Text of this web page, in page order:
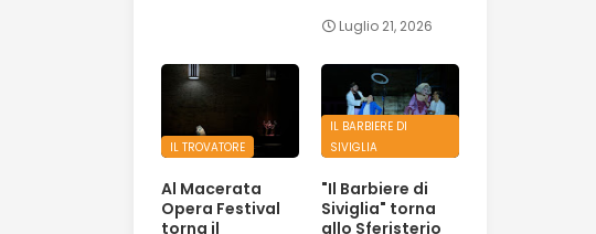
Luglio 21, 2026
IL TROVATORE
Al Macerata
Opera Festival
torna il
IL BARBIERE DI
SIVIGLIA
"Il Barbiere di
Siviglia" torna
allo Sferisterio